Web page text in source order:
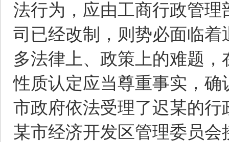
法行为，应由工商行政管
司已经改制，则势必面临
多法律上、政策上的难题
性质认定应当尊重事实，
市政府依法受理了迟某的
某市经济开发区管理委员